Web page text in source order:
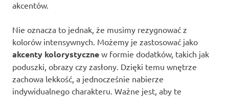
akcentów.
Nie oznacza to jednak, że musimy rezygnować z
kolorów intensywnych. Możemy je zastosować jako
akcenty kolorystyczne w formie dodatków, takich jak
poduszki, obrazy czy zasłony. Dzięki temu wnętrze
zachowa lekkość, a jednocześnie nabierze
indywidualnego charakteru. Ważne jest, aby te